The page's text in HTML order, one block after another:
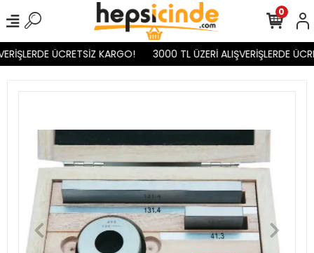
ÜCRETSİZ KARGO! 3000 TL ÜZERİ ALIŞVERİŞLERDE
0